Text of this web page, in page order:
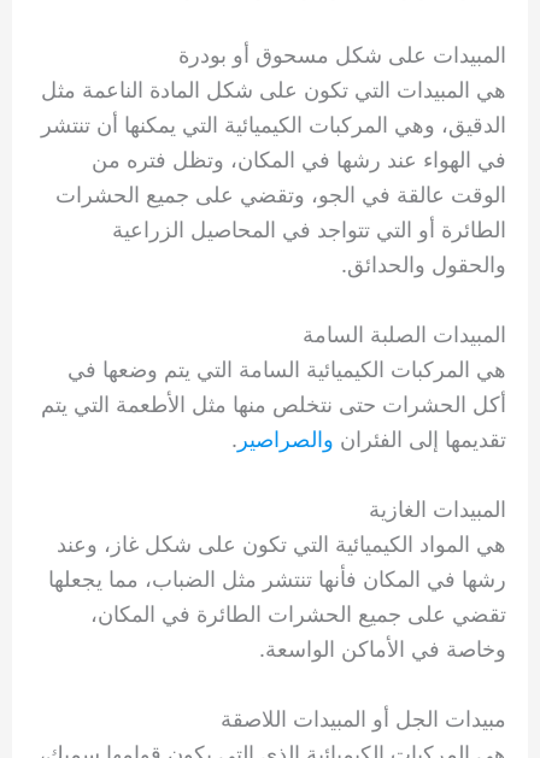
المبيدات على شكل مسحوق أو بودرة
هي المبيدات التي تكون على شكل المادة الناعمة مثل
الدقيق، وهي المركبات الكيميائية التي يمكنها أن تنتشر
في الهواء عند رشها في المكان، وتظل فتره من
الوقت عالقة في الجو، وتقضي على جميع الحشرات
الطائرة أو التي تتواجد في المحاصيل الزراعية
والحقول والحدائق.
المبيدات الصلبة السامة
هي المركبات الكيميائية السامة التي يتم وضعها في
أكل الحشرات حتى نتخلص منها مثل الأطعمة التي يتم
تقديمها إلى الفئران والصراصير .
المبيدات الغازية
هي المواد الكيميائية التي تكون على شكل غاز، وعند
رشها في المكان فأنها تنتشر مثل الضباب، مما يجعلها
تقضي على جميع الحشرات الطائرة في المكان،
وخاصة في الأماكن الواسعة.
مبيدات الجل أو المبيدات اللاصقة